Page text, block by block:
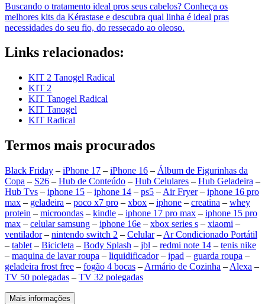
Buscando o tratamento ideal pros seus cabelos? Conheça os
melhores kits da Kérastase e descubra qual linha é ideal pras
necessidades do seu fio, do ressecado ao oleoso.
Links relacionados:
KIT 2 Tanogel Radical
KIT 2
KIT Tanogel Radical
KIT Tanogel
KIT Radical
Termos mais procurados
Black Friday – iPhone 17 – iPhone 16 – Álbum de Figurinhas da
Copa – S26 – Hub de Conteúdo – Hub Celulares – Hub Geladeira –
Hub Tvs – iphone 15 – iphone 14 – ps5 – Air Fryer– iphone 16 pro
max – geladeira – poco x7 pro – xbox – iphone – creatina – whey
protein – microondas – kindle – iphone 17 pro max – iphone 15 pro
max – celular samsung – iphone 16e – xbox series s – xiaomi –
ventilador– nintendo switch 2 – Celular– Ar Condicionado Portátil
– tablet – Bicicleta – Body Splash – jbl – redmi note 14 – tenis nike
– maquina de lavar roupa – liquidificador– ipad – guarda roupa –
geladeira frost free – fogão 4 bocas – Armário de Cozinha – Alexa –
TV 50 polegadas – TV 32 polegadas
Mais informações